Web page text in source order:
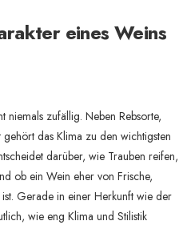
eines Weins
niemals zufällig. Neben Rebsorte,
das Klima zu den wichtigsten
darüber, wie Trauben reifen,
ob ein Wein eher von Frische,
Gerade in einer Herkunft wie der
wie eng Klima und Stilistik